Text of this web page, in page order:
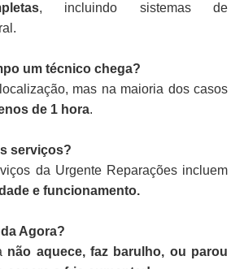
, incluindo sistemas de
um técnico chega?
mas na maioria dos casos
de 1 hora.
serviços?
da Urgente Reparações incluem
e funcionamento.
Agora?
não aquece, faz barulho, ou parou